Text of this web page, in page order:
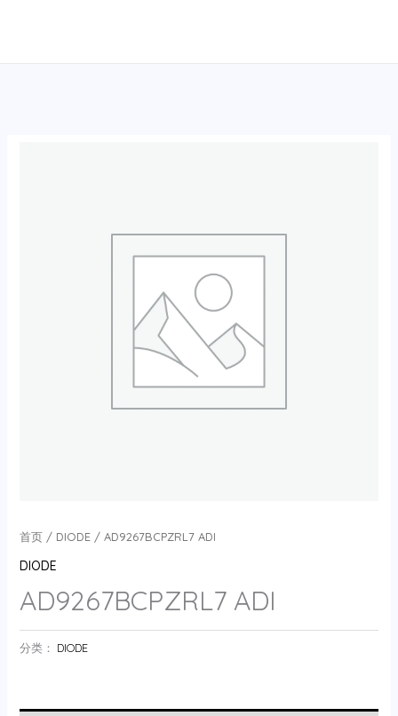
首页/ DIODE/ AD9267BCPZRL7 ADI
DIODE
AD9267BCPZRL7 ADI
分类： DIODE